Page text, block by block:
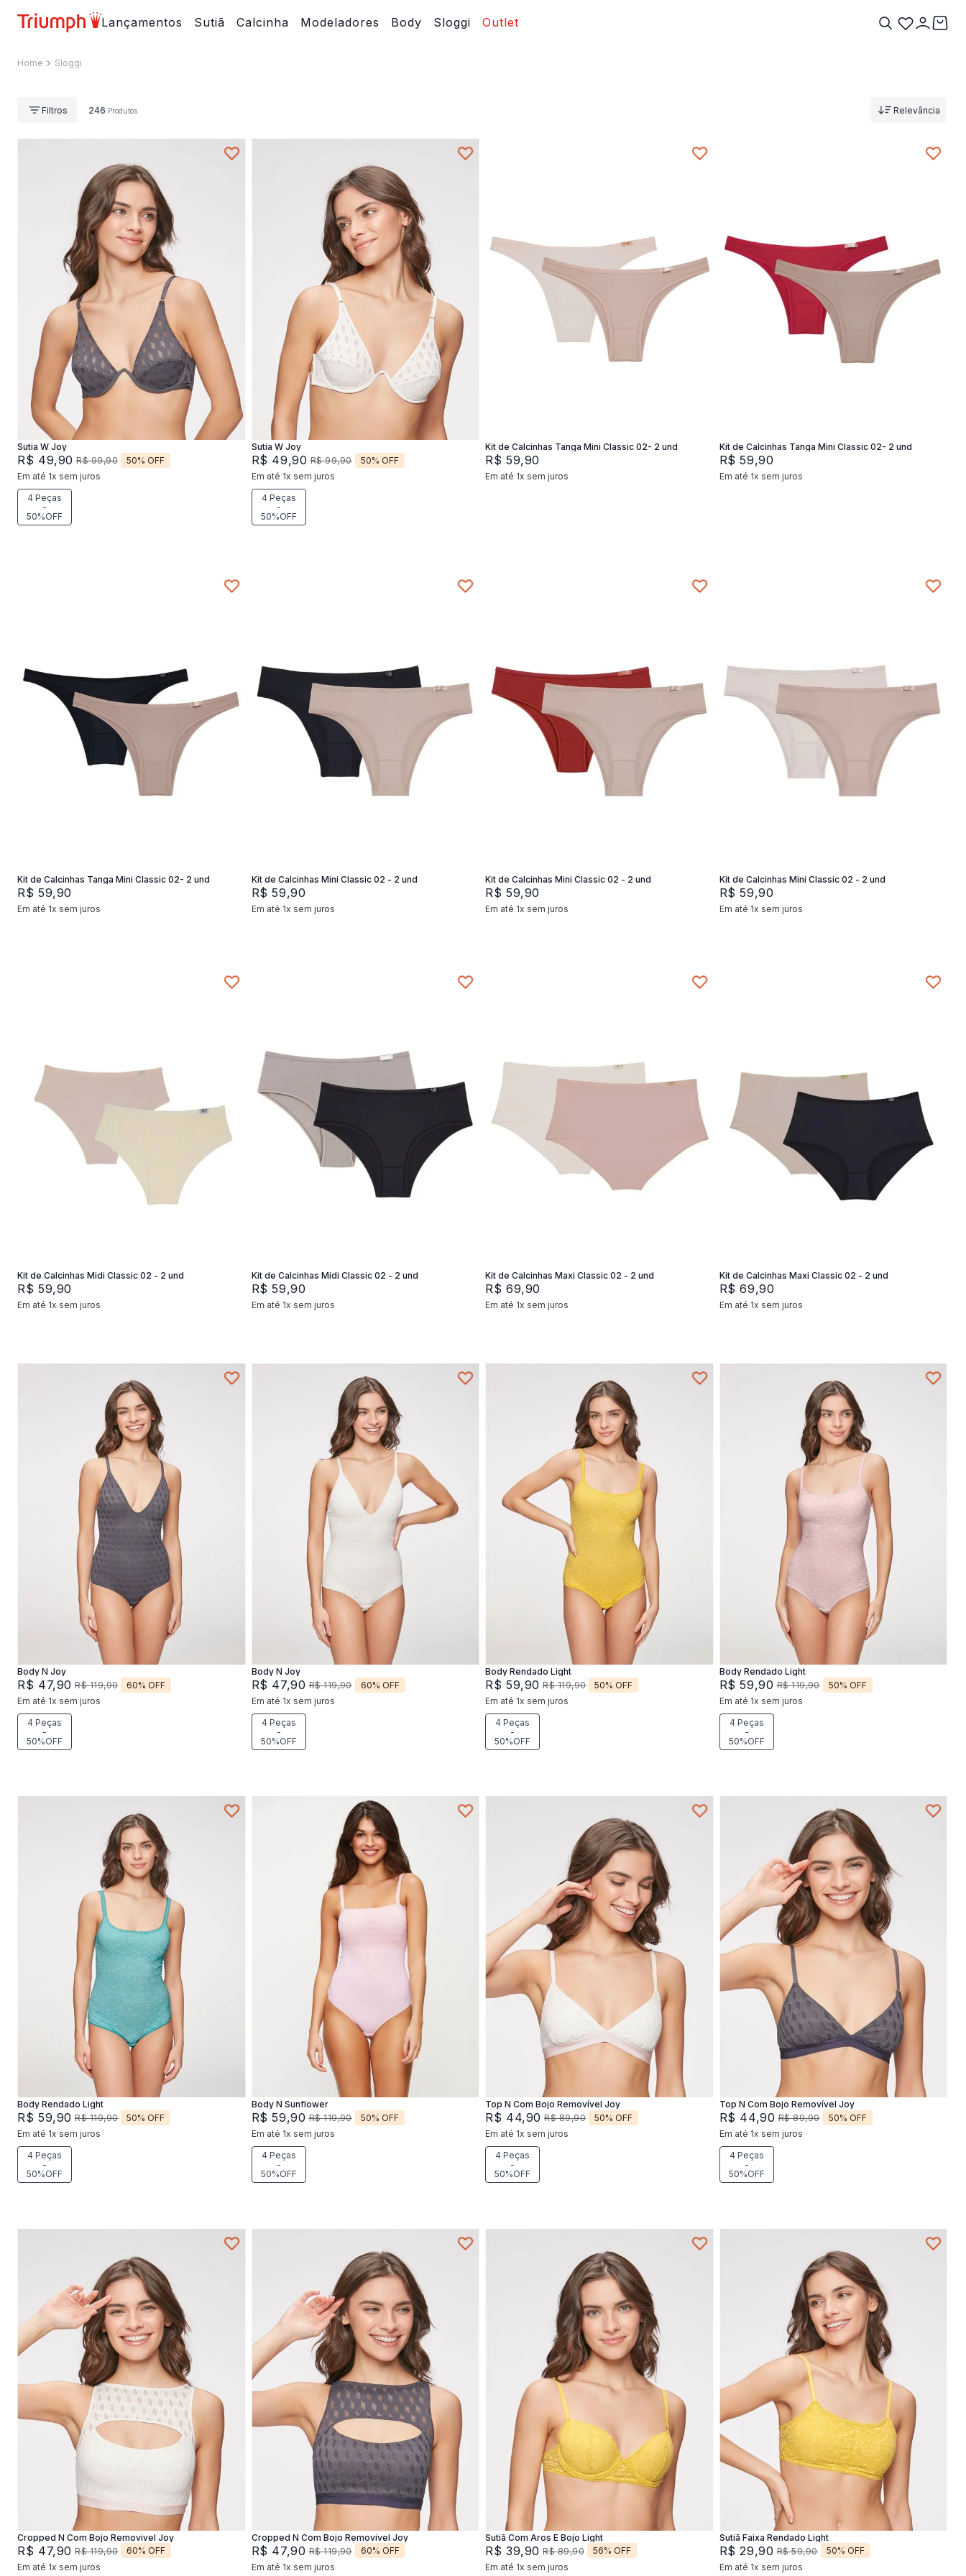
Lançamentos Sutiã Calcinha Modeladores Body Sloggi Outlet
Sloggi
246 Produtos Relevância
42 44 46
Sutia W Joy
R$ 49,90 R$ 99,90 50% OFF
Em até 1x sem juros
4 Peças
-
50%OFF
42 44 46
Sutia W Joy
R$ 49,90 R$ 99,90 50% OFF
Em até 1x sem juros
4 Peças
-
50%OFF
Kit de Calcinhas Tanga Mini Classic 02- 2 und
R$ 59,90
Em até 1x sem juros
Kit de Calcinhas Tanga Mini Classic 02- 2 und
R$ 59,90
Em até 1x sem juros
Kit de Calcinhas Tanga Mini Classic 02- 2 und
R$ 59,90
Em até 1x sem juros
Kit de Calcinhas Mini Classic 02 - 2 und
R$ 59,90
Em até 1x sem juros
Kit de Calcinhas Mini Classic 02 - 2 und
R$ 59,90
Em até 1x sem juros
Kit de Calcinhas Mini Classic 02 - 2 und
R$ 59,90
Em até 1x sem juros
Kit de Calcinhas Midi Classic 02 - 2 und
R$ 59,90
Em até 1x sem juros
Kit de Calcinhas Midi Classic 02 - 2 und
R$ 59,90
Em até 1x sem juros
Kit de Calcinhas Maxi Classic 02 - 2 und
R$ 69,90
Em até 1x sem juros
Kit de Calcinhas Maxi Classic 02 - 2 und
R$ 69,90
Em até 1x sem juros
Adicionar na sacola
Body N Joy
R$ 47,90 R$ 119,90 60% OFF
Em até 1x sem juros
4 Peças
-
50%OFF
M
Adicionar na sacola
Body N Joy
R$ 47,90 R$ 119,90 60% OFF
Em até 1x sem juros
4 Peças
-
50%OFF
P
Adicionar na sacola
Body Rendado Light
R$ 59,90 R$ 119,90 50% OFF
Em até 1x sem juros
4 Peças
-
50%OFF
P M G
Adicionar na sacola
Body Rendado Light
R$ 59,90 R$ 119,90 50% OFF
Em até 1x sem juros
4 Peças
-
50%OFF
P M G
Adicionar na sacola
Body Rendado Light
R$ 59,90 R$ 119,90 50% OFF
Em até 1x sem juros
4 Peças
-
50%OFF
P M
Adicionar na sacola
Body N Sunflower
R$ 59,90 R$ 119,90 50% OFF
Em até 1x sem juros
4 Peças
-
50%OFF
M G XG
Top N Com Bojo Removível Joy
R$ 44,90 R$ 89,90 50% OFF
Em até 1x sem juros
4 Peças
-
50%OFF
M G XG
Adicionar na sacola
Top N Com Bojo Removível Joy
R$ 44,90 R$ 89,90 50% OFF
Em até 1x sem juros
4 Peças
-
50%OFF
XG
Adicionar na sacola
Cropped N Com Bojo Removivel Joy
R$ 47,90 R$ 119,90 60% OFF
Em até 1x sem juros
M G XG
Adicionar na sacola
Cropped N Com Bojo Removivel Joy
R$ 47,90 R$ 119,90 60% OFF
Em até 1x sem juros
44 46
Sutiã Com Aros E Bojo Light
R$ 39,90 R$ 89,90 56% OFF
Em até 1x sem juros
M G
Adicionar na sacola
Sutiã Faixa Rendado Light
R$ 29,90 R$ 59,90 50% OFF
Em até 1x sem juros